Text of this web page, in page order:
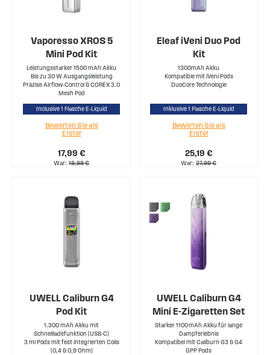
Vaporesso XROS 5
Mini Pod Kit
Leistungsstarker 1500 mAh Akku
Bis zu 30 W Ausgangsleistung
Präzise Airflow-Control & COREX 3.0
Mesh Pod
Inclusive 1 Flasche E-Liquid
17,99 €
War 19,99 €
Bewerten Sie als
Erster
Eleaf iVeni Duo Pod
Kit
1300mAh Akku
Kompatible mit iVeni Pods
DuoCore Technologie
Inklusive 1 Flasche E-Liquid
25,19 €
War 27,99 €
Bewerten Sie als
Erster
UWELL Caliburn G4
Pod Kit
1.300 mAh Akku mit
Schnellladefunktion (USB-C)
3 ml Pods mit fest integrierten Coils
(0,4 & 0,9 Ohm)
UWELL Caliburn G4
Mini E-Zigaretten Set
Starker 1100 mAh Akku für lange
Dampferlebnis
Kompatibel mit Caliburn G3 & G4
GPP Pods